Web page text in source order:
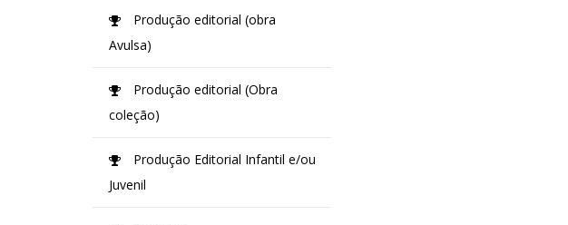
Produção editorial (obra
Avulsa)
Produção editorial (Obra
coleção)
Produção Editorial Infantil e/ou
Juvenil